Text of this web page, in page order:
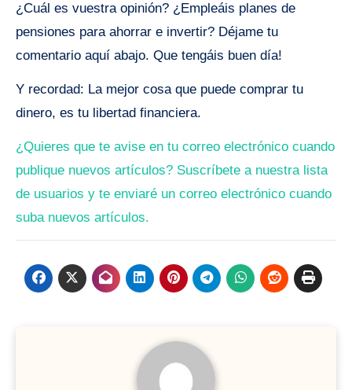
¿Cuál es vuestra opinión? ¿Empleáis planes de
pensiones para ahorrar e invertir? Déjame tu
comentario aquí abajo. Que tengáis buen día!
Y recordad: La mejor cosa que puede comprar tu
dinero, es tu libertad financiera.
¿Quieres que te avise en tu correo electrónico cuando
publique nuevos artículos? Suscríbete a nuestra lista
de usuarios y te enviaré un correo electrónico cuando
suba nuevos artículos.